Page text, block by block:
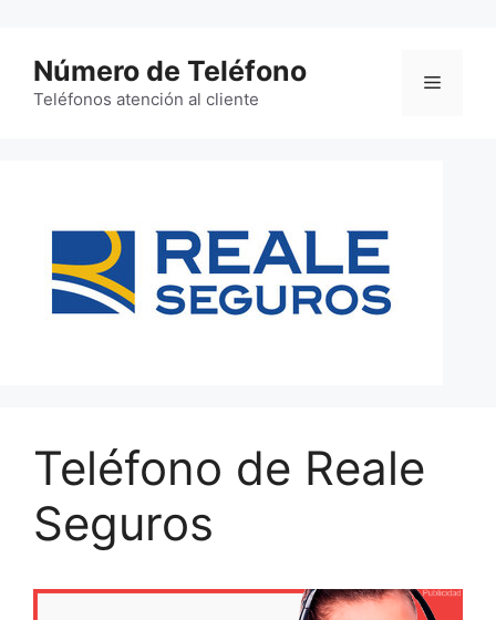
contenido
Número de Teléfono
Teléfonos atención al cliente
Menú
Teléfono de Reale
Seguros